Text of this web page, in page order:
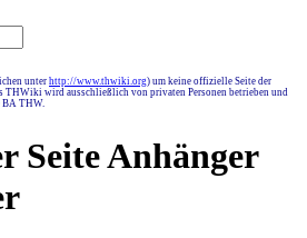
unter http://www.thwiki.org) um keine offizielle Seite der
THWiki wird ausschließlich von privaten Personen betrieben und
BA THW.
Seite Anhänger